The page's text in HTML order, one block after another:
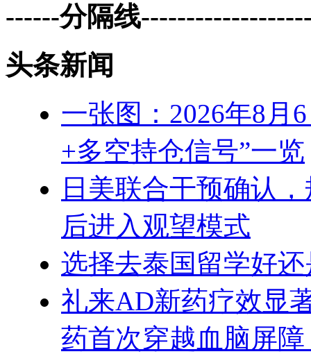
------分隔线
头条新闻
一张图：2026年8月
+多空持仓信号”一览
日美联合干预确认
后进入观望模式
选择去泰国留学好
礼来AD新药疗效显
药首次穿越血脑屏